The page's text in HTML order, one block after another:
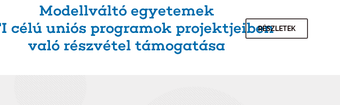
RÉSZLETEK